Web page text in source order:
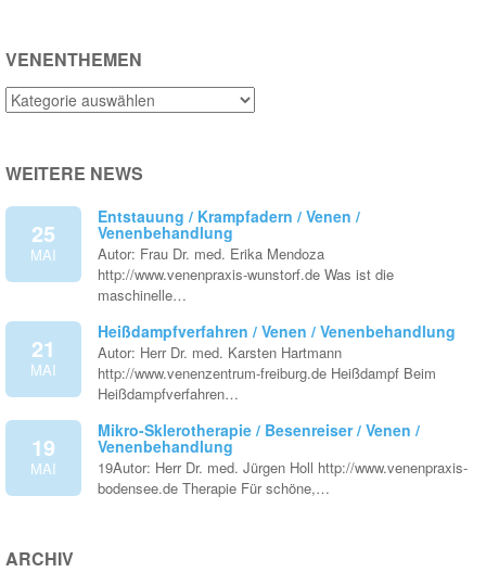
VENENTHEMEN
Venenthemen
WEITERE NEWS
25
MAI
Entstauung / Krampfadern / Venen /
Venenbehandlung
Autor: Frau Dr. med. Erika Mendoza
http://www.venenpraxis-wunstorf.de Was ist die
maschinelle…
21
MAI
Heißdampfverfahren / Venen / Venenbehandlung
Autor: Herr Dr. med. Karsten Hartmann
http://www.venenzentrum-freiburg.de Heißdampf Beim
Heißdampfverfahren…
19
MAI
Mikro-Sklerotherapie / Besenreiser / Venen /
Venenbehandlung
19Autor: Herr Dr. med. Jürgen Holl http://www.venenpraxis-
bodensee.de Therapie Für schöne,…
ARCHIV